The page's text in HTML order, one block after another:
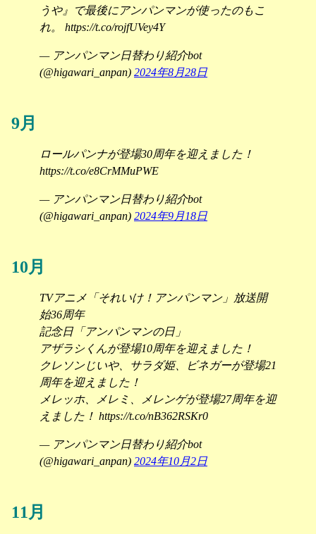
うや』で最後にアンパンマンが使ったのもこ
れ。 https://t.co/rojfUVey4Y
— アンパンマン日替わり紹介bot
(@higawari_anpan) 2024年8月28日
9月
ロールパンナが登場30周年を迎えました！
https://t.co/e8CrMMuPWE
— アンパンマン日替わり紹介bot
(@higawari_anpan) 2024年9月18日
10月
TVアニメ「それいけ！アンパンマン」放送開
始36周年
記念日「アンパンマンの日」
アザラシくんが登場10周年を迎えました！
クレソンじいや、サラダ姫、ビネガーが登場21
周年を迎えました！
メレッホ、メレミ、メレンゲが登場27周年を迎
えました！ https://t.co/nB362RSKr0
— アンパンマン日替わり紹介bot
(@higawari_anpan) 2024年10月2日
11月